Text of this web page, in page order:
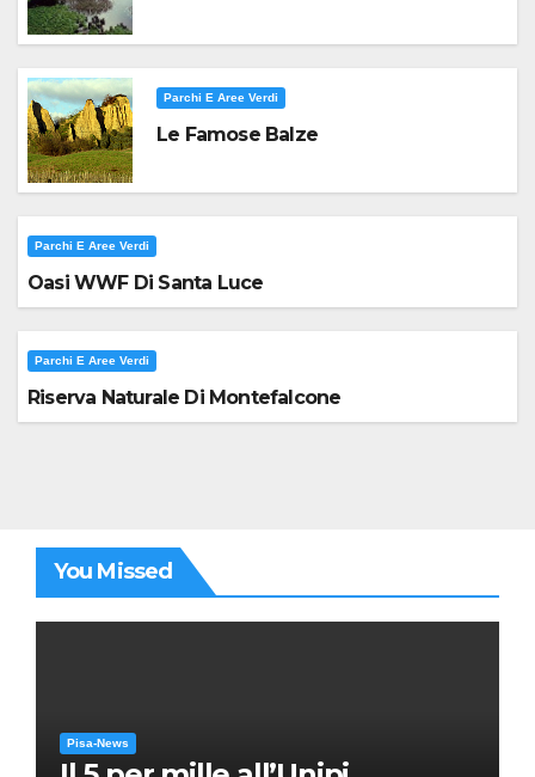
Parchi E Aree Verdi
Le Famose Balze
Parchi E Aree Verdi
Oasi WWF Di Santa Luce
Parchi E Aree Verdi
Riserva Naturale Di Montefalcone
You Missed
Pisa-News